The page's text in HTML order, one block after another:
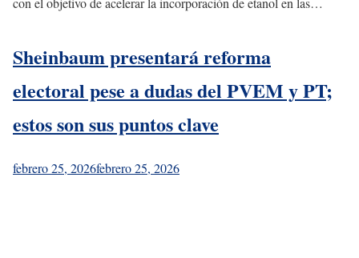
Sheinbaum presentará reforma
electoral pese a dudas del PVEM y PT;
estos son sus puntos clave
febrero 25, 2026febrero 25, 2026